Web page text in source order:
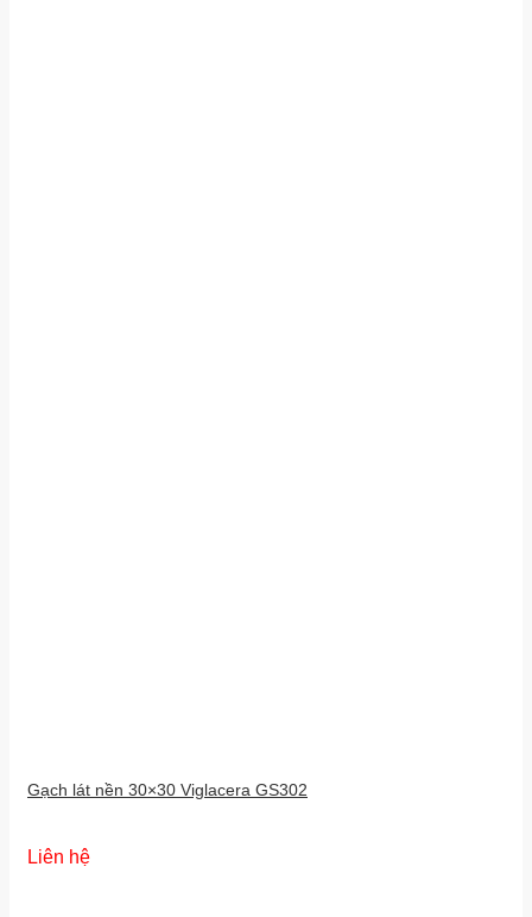
Gạch lát nền 30×30 Viglacera GS302
Liên hệ